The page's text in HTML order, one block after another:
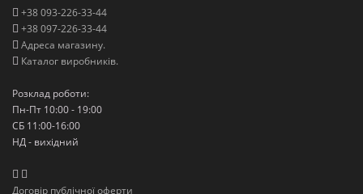
+38 093-226-33-44
+38 097-226-33-44
Адреса магазину.
Каталог виробників.
Розклад роботи:
Пн-Пт 10:00 - 19:00
СБ 11:00-16:00
НД - вихідний
Договір публічної оферти